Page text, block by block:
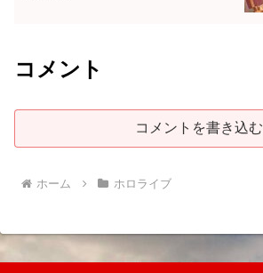
コメント
コメントを書き込む
ホーム ホロライブ